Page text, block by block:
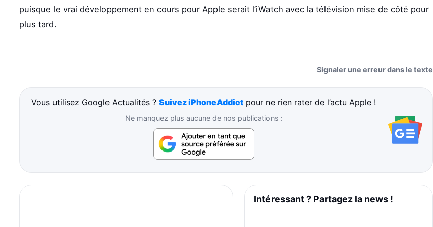
puisque le vrai développement en cours pour Apple serait l’iWatch avec la télévision mise de côté pour
plus tard.
Signaler une erreur dans le texte
Vous utilisez Google Actualités ?Suivez iPhoneAddict pour ne rien rater de l’actu Apple !
Ne manquez plus aucune de nos publications :
Intéressant ? Partagez la news !